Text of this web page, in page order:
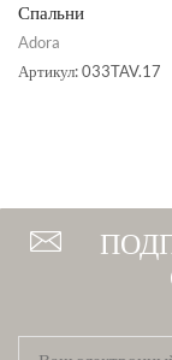
Спальни
Adora
Артикул:033TAV.17